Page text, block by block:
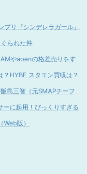
プリ『シンデレラガール』
られた件
やaoenの格差売りをす
HYBE スタエン買収は？
島三智（元SMAPチーフ
ーに起用！びっくりすぎる
版）